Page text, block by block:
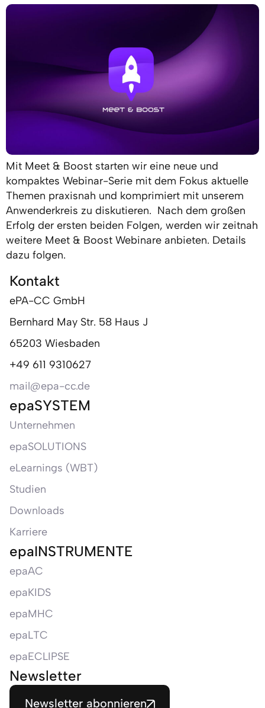
Mit Meet & Boost starten wir eine neue und
kompaktes Webinar-Serie mit dem Fokus aktuelle
Themen praxisnah und komprimiert mit unserem
Anwenderkreis zu diskutieren. Nach dem großen
Erfolg der ersten beiden Folgen, werden wir zeitnah
weitere Meet & Boost Webinare anbieten. Details
dazu folgen.
Kontakt
ePA-CC GmbH
Bernhard May Str. 58 Haus J
65203 Wiesbaden
+49 611 9310627
mail@epa-cc.de
epaSYSTEM
Unternehmen
epaSOLUTIONS
eLearnings (WBT)
Studien
Downloads
Karriere
epaINSTRUMENTE
epaAC
epaKIDS
epaMHC
epaLTC
epaECLIPSE
Newsletter
Newsletter abonnieren